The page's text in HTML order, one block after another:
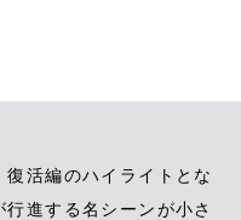
活編のハイライトとな
進する名シーンが小さ